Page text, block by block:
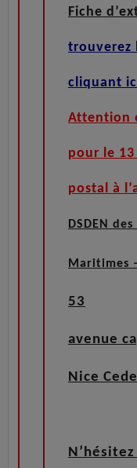
Fiche
trouverez
cliquant
Attention
pour le
postal à
DSDEN
Maritimes
53
avenue
Nice